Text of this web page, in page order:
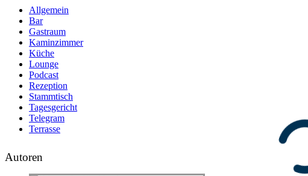
Allgemein
Bar
Gastraum
Kaminzimmer
Küche
Lounge
Podcast
Rezeption
Stammtisch
Tagesgericht
Telegram
Terrasse
Autoren